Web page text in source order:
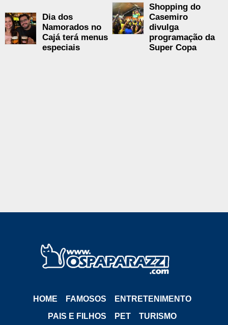
Dia dos
Namorados no
Cajá terá menus
especiais
Shopping do
Casemiro
divulga
programação da
Super Copa
HOME FAMOSOS
ENTRETENIMENTO
PAIS E FILHOS
PET TURISMO